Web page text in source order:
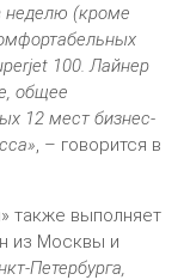
неделю (кроме
100. Лайнер
общее
12 мест бизнес-
, – говорится в
также выполняет
из Москвы и
Петербурга,